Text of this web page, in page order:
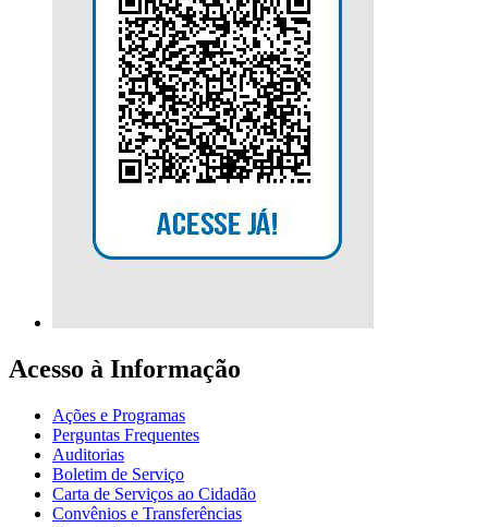
Acesso à Informação
Ações e Programas
Perguntas Frequentes
Auditorias
Boletim de Serviço
Carta de Serviços ao Cidadão
Convênios e Transferências